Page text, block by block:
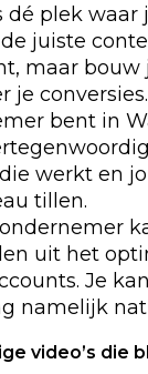
dé plek waar
juiste
maar bouw
je
bent in
werkt en
tillen.
uit het
Je
namelijk
video’s die